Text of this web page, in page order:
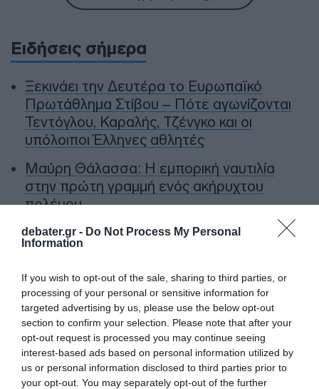
debater.gr - Do Not Process My Personal
Information
If you wish to opt-out of the sale, sharing to third parties, or
processing of your personal or sensitive information for
targeted advertising by us, please use the below opt-out
section to confirm your selection. Please note that after your
opt-out request is processed you may continue seeing
interest-based ads based on personal information utilized by
us or personal information disclosed to third parties prior to
your opt-out. You may separately opt-out of the further
Ειδήσεις σήμερα
Ξεκινάει την Δευτέρα το Ευρωπαϊκό
Πρωτάθλημα Στίβου – Πότε αγωνίζονται
Τεντόγλου, Καραλής, Τζένγκο και οι
υπόλοιποι Έλληνες αθλητές
Μαύρη Θάλασσα: Η εμπορική ναυτιλία
στην πρώτη γραμμή ενός ακήρυχτου
πολέμου
5G παντού, 6G στον ορίζοντα: Πού
βρίσκεται η Ελλάδα στη μεγάλη
Ο “χάρτης” των πληρωμών από τον e-
ΕΦΚΑ και τη ΔΥΠΑ έως τις 14 Αυγούστου
Ακολούθησε το debater.gr στοGoogle News
και μάθετε πρώτοι όλες τις ειδήσεις